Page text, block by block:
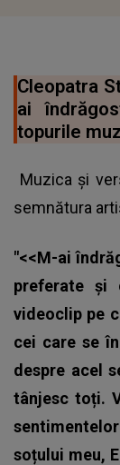
Cleopatra
ai
topurile
Muzica și
semnătura
"<<M-ai
preferate și
videoclip pe
cei care se
despre acel
tânjesc toți.
soțului meu,